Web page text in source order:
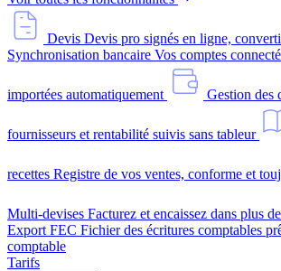
Devis Devis pro signés en ligne,
Synchronisation bancaire Vos comptes
importées automatiquement Gestion des
fournisseurs et rentabilité suivis sans tableur
recettes Registre de vos ventes, conforme et
Multi-devises Facturez et encaissez dans plus
Export FEC Fichier des écritures comptables
comptable
Tarifs